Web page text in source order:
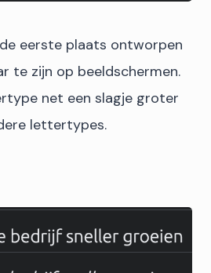
eerste plaats ontworpen
te zijn op beeldschermen.
net een slagje groter
lettertypes.